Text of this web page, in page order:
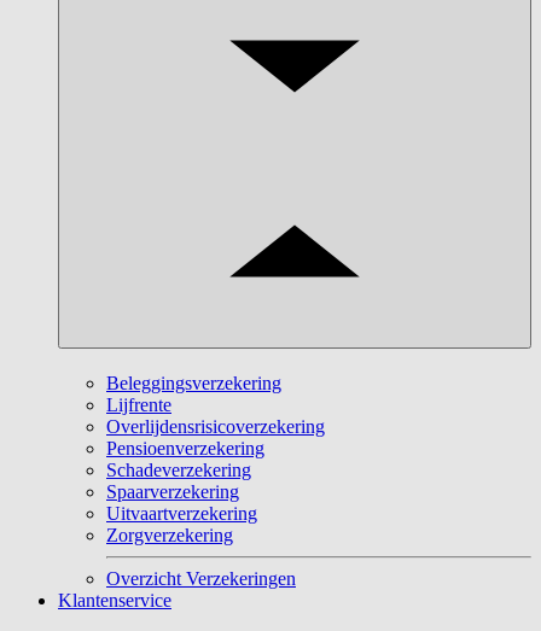
Beleggingsverzekering
Lijfrente
Overlijdensrisicoverzekering
Pensioenverzekering
Schadeverzekering
Spaarverzekering
Uitvaartverzekering
Zorgverzekering
Overzicht Verzekeringen
Klantenservice